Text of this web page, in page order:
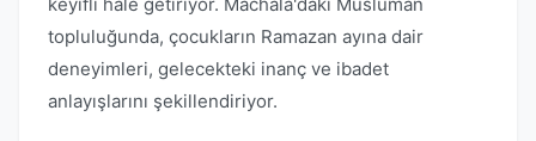
topluluğunda, çocukların Ramazan ayına dair
deneyimleri, gelecekteki inanç ve ibadet
anlayışlarını şekillendiriyor.